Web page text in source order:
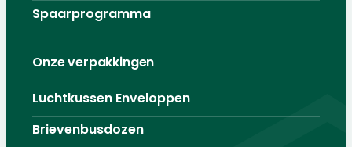
Spaarprogramma
Onze verpakkingen
Luchtkussen Enveloppen
Brievenbusdozen